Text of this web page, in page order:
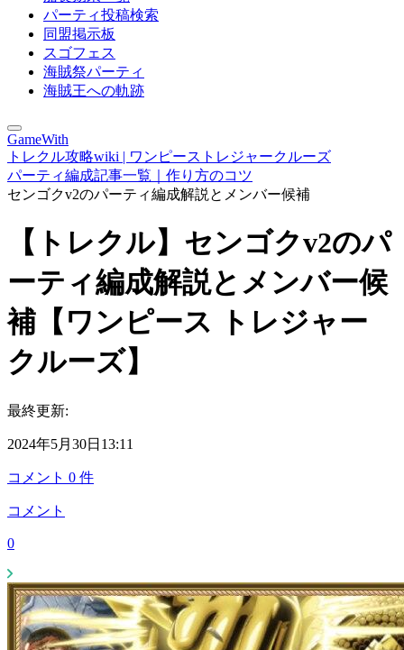
パーティ投稿検索
同盟掲示板
スゴフェス
海賊祭パーティ
海賊王への軌跡
GameWith
トレクル攻略wiki | ワンピーストレジャークルーズ
パーティ編成記事一覧｜作り方のコツ
センゴクv2のパーティ編成解説とメンバー候補
【トレクル】センゴクv2のパ
ーティ編成解説とメンバー候
補【ワンピース トレジャー
クルーズ】
最終更新:
2024年5月30日13:11
コメント 0 件
コメント
0